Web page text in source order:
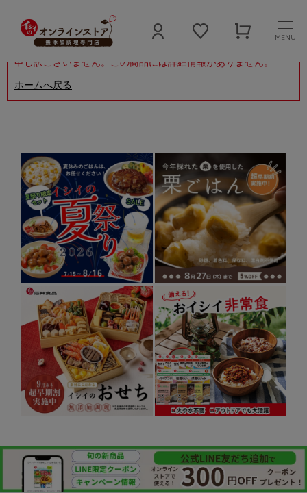
MENU
申し訳ございません。この商品には詳細情報がありません。
ホームへ戻る